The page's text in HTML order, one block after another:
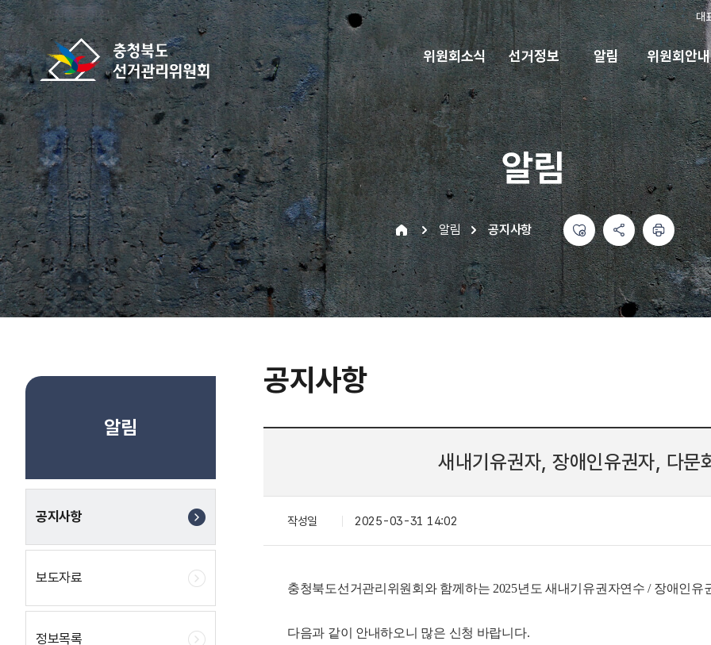
바로가기 메뉴
대
위원회소식 선거정보 알림 위원회안내
알림
알림 공지사항
알림
공지사항
보도자료
정보목록
공지사항
새내기유권자, 장애인유권자, 다문
작성일 2025-03-31 14:02
충청북도선거관리위원회와 함께하는 2025년도 새내기유권자연수 / 장애인
다음과 같이 안내하오니 많은 신청 바랍니다.